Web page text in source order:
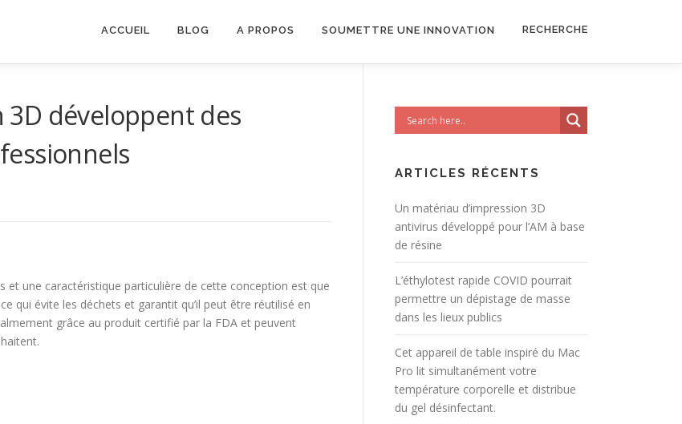
ACCUEIL BLOG A PROPOS SOUMETTRE UNE INNOVATION RECHERCHE
développent des
une caractéristique particulière de cette conception est que
qui évite les déchets et garantit qu’il peut être réutilisé en
grâce au produit certifié par la FDA et peuvent
ARTICLES RÉCENTS
Un matériau d’impression 3D
antivirus développé pour l’AM à base
de résine
L’éthylotest rapide COVID pourrait
permettre un dépistage de masse
dans les lieux publics
Cet appareil de table inspiré du Mac
Pro lit simultanément votre
température corporelle et distribue
du gel désinfectant.